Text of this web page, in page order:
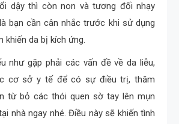
dậy thì còn non và tương đối nhạy
bạn cần cân nhắc trước khi sử dụng
khiến da bị kích ứng.
như gặp phải các vấn đề về da liễu,
cơ sở y tế để có sự điều trị, thăm
từ bỏ các thói quen sờ tay lên mụn
nhà ngay nhé. Điều này sẽ khiến tình